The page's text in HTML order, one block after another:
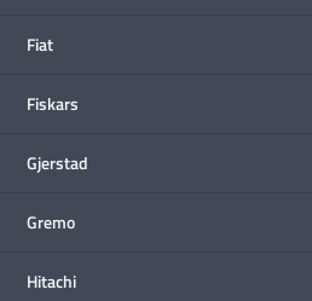
Fiat
Fiskars
Gjerstad
Gremo
Hitachi